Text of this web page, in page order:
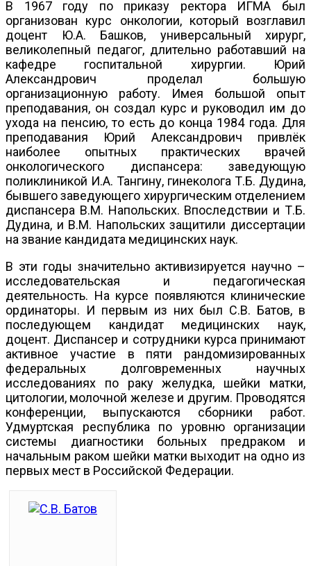
В 1967 году по приказу ректора ИГМА был
организован курс онкологии, который возглавил
доцент Ю.А. Башков, универсальный хирург,
великолепный педагог, длительно работавший на
кафедре госпитальной хирургии. Юрий
Александрович проделал большую
организационную работу. Имея большой опыт
преподавания, он создал курс и руководил им до
ухода на пенсию, то есть до конца 1984 года. Для
преподавания Юрий Александрович привлёк
наиболее опытных практических врачей
онкологического диспансера: заведующую
поликлиникой И.А. Тангину, гинеколога Т.Б. Дудина,
бывшего заведующего хирургическим отделением
диспансера В.М. Напольских. Впоследствии и Т.Б.
Дудина, и В.М. Напольских защитили диссертации
на звание кандидата медицинских наук.
В эти годы значительно активизируется научно –
исследовательская и педагогическая
деятельность. На курсе появляются клинические
ординаторы. И первым из них был С.В. Батов, в
последующем кандидат медицинских наук,
доцент. Диспансер и сотрудники курса принимают
активное участие в пяти рандомизированных
федеральных долговременных научных
исследованиях по раку желудка, шейки матки,
цитологии, молочной железе и другим. Проводятся
конференции, выпускаются сборники работ.
Удмуртская республика по уровню организации
системы диагностики больных предраком и
начальным раком шейки матки выходит на одно из
первых мест в Российской Федерации.